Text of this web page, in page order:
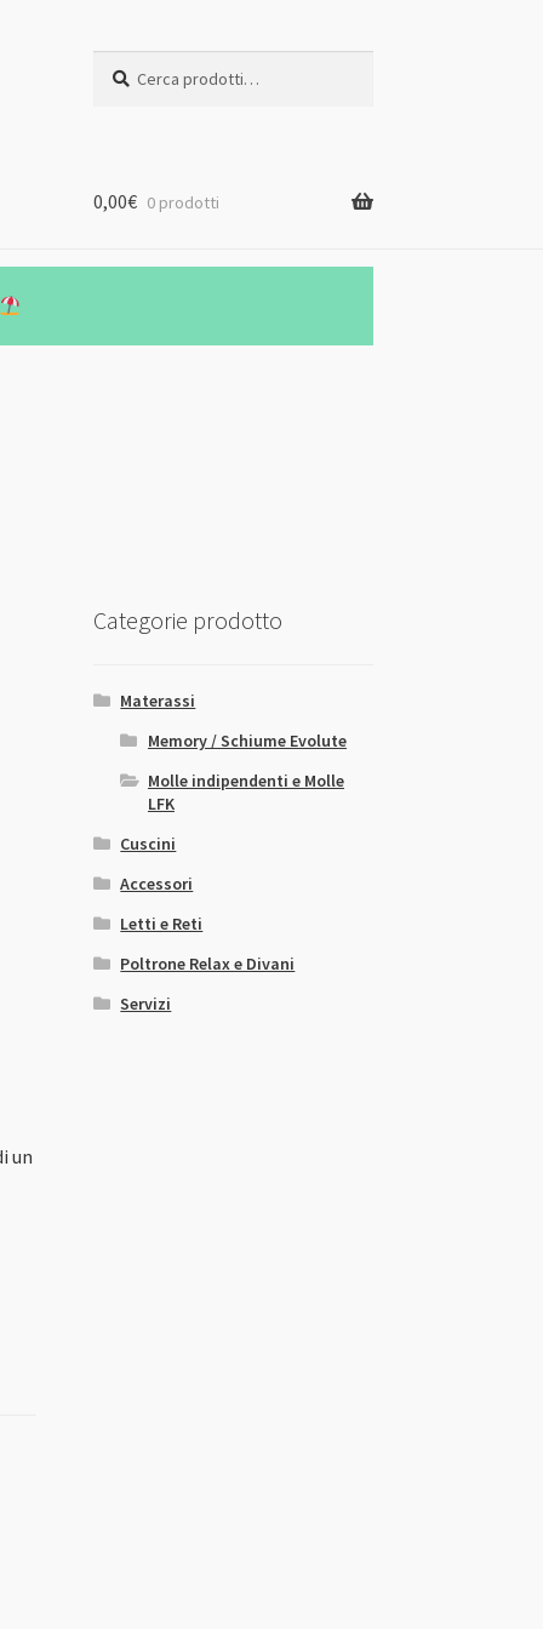
0,00€ 0 prodotti
un
Categorie prodotto
Materassi
Memory / Schiume Evolute
Molle indipendenti e Molle
LFK
Cuscini
Accessori
Letti e Reti
Poltrone Relax e Divani
Servizi